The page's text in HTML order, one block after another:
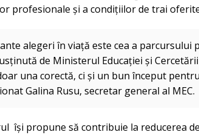
profesionale și a condițiilor de trai
alegeri în viață este cea a parcursului
de Ministerul Educației și
una corectă, ci și un bun început
Galina Rusu, secretar general al MEC.
își propune să contribuie la reducerea